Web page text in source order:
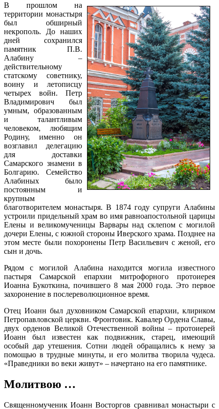
В прошлом на
территории монастыря
был обширный
некрополь. До наших
дней сохранился
памятник П.В.
Алабину –
действительному
статскому советнику,
воину и летописцу
четырех войн. Петр
Владимирович был
умным, образованным
и талантливым
человеком, любящим
Родину, именно он
возглавил делегацию
для доставки
Самарского знамени в
Болгарию. Семейство
Алабиных было
постоянным и
крупным
благотворителем монастыря. В 1874 году супруги Алабины
устроили придельный храм во имя равноапостольной царицы
Елены и великомученицы Варвары над склепом с могилой
дочери Елены, с южной стороны Иверского храма. Позднее на
этом месте были похоронены Петр Васильевич с женой, его
сын и дочь.
Рядом с могилой Алабина находится могила известного
пастыря Самарской епархии митрофорного протоиерея
Иоанна Букоткина, почившего 8 мая 2000 года. Это первое
захоронение в послереволюционное время.
Отец Иоанн был духовником Самарской епархии, клириком
Петропавловской церкви. Фронтовик. Кавалер Ордена Славы,
двух орденов Великой Отечественной войны – протоиерей
Иоанн был известен как подвижник, старец, имеющий
особый дар утешения. Сотни людей обращались к нему за
помощью в трудные минуты, и его молитва творила чудеса.
«Праведники во веки живут» – начертано на его памятнике.
Молитвою …
Священномученик Иоанн Восторгов сравнивал монастыри с